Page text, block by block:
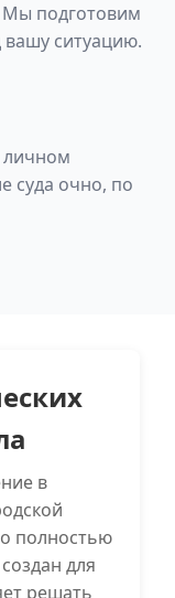
Мы подготовим
ситуацию.
личном
суда очно, по
в
полностью
для
решать